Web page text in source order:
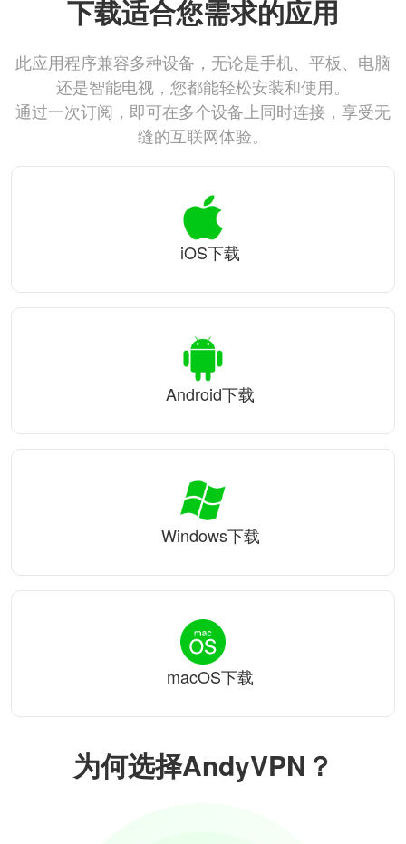
为何选择AndyVPN？
下载适合您需求的应用
此应用程序兼容多种设备，无论是手机、平板、电脑
还是智能电视，您都能轻松安装和使用。
通过一次订阅，即可在多个设备上同时连接，享受无
缝的互联网体验。
iOS下载
Android下载
Windows下载
macOS下载